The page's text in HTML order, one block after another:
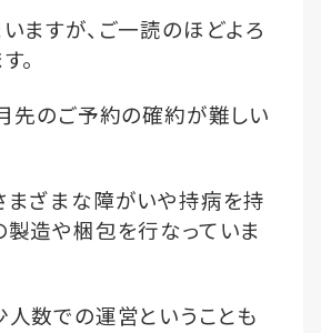
ますが、ご一読のほどよろ
。
先のご予約の確約が難しい
まざまな障がいや持病を持
製造や梱包を行なっていま
人数での運営ということも